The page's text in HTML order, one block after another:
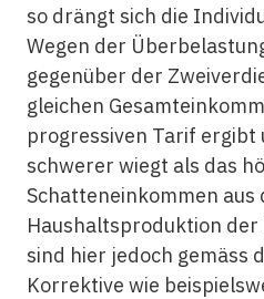
so drängt sich die
Wegen der
gegenüber der
gleichen
progressiven Tarif ergibt
schwerer wiegt als das
Schatteneinkommen aus
Haushaltsproduktion der
sind hier jedoch gemäss
Korrektive wie